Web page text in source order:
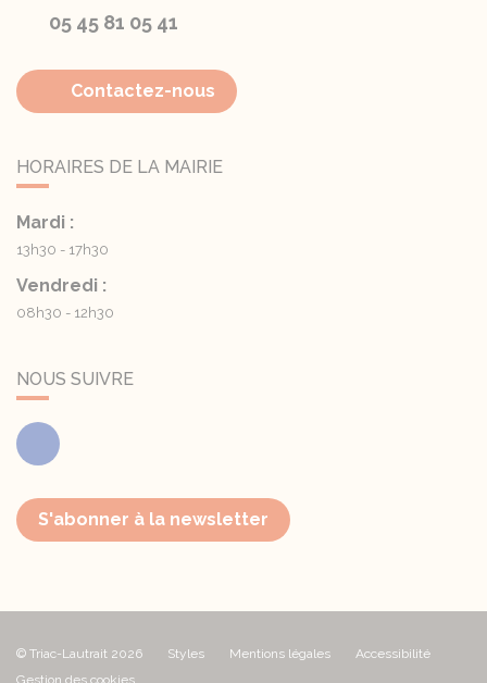
05 45 81 05 41
Contactez-nous
HORAIRES DE LA MAIRIE
Mardi :
13h30 - 17h30
Vendredi :
08h30 - 12h30
NOUS SUIVRE
Facebook
S'abonner à la newsletter
© Triac-Lautrait 2026 Styles Mentions légales
Accessibilité
Gestion des cookies